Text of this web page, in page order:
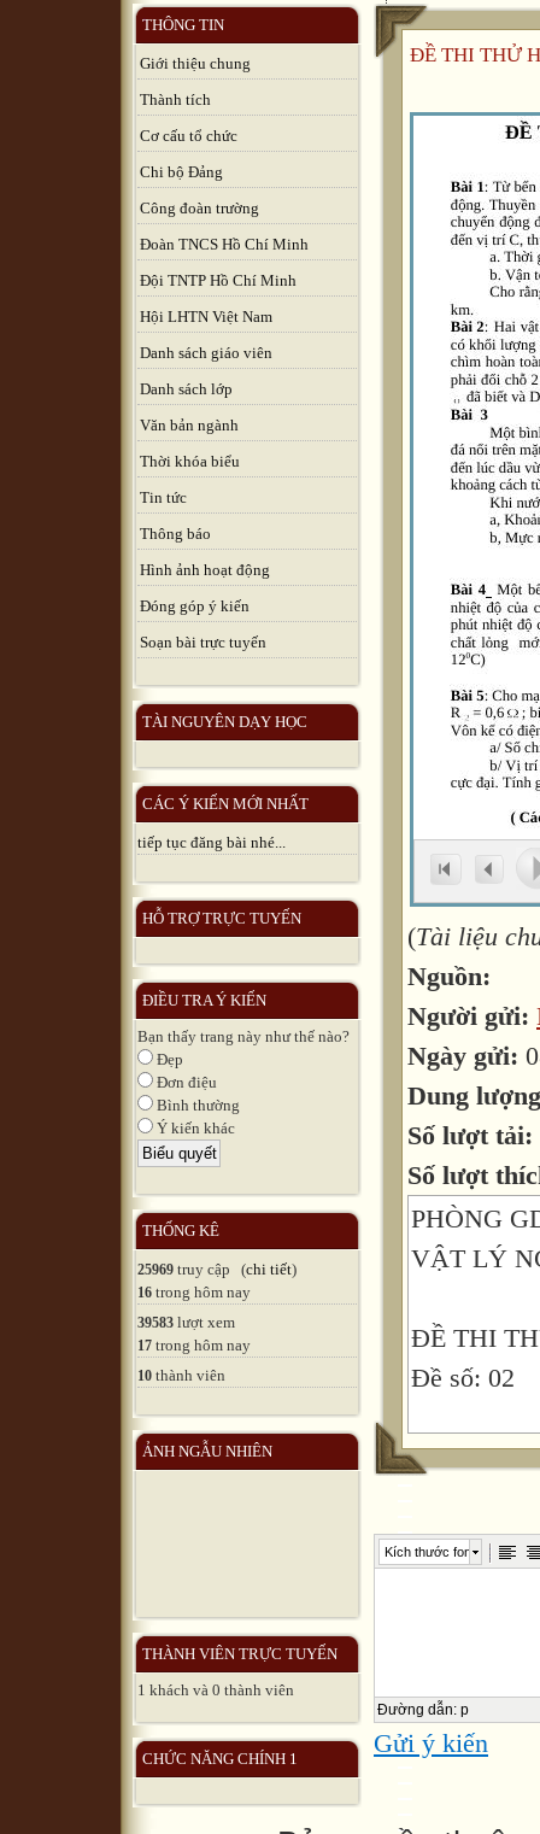
THÔNG TIN
Giới thiệu chung
Thành tích
Cơ cấu tổ chức
Chi bộ Đảng
Công đoàn trường
Đoàn TNCS Hồ Chí Minh
Đội TNTP Hồ Chí Minh
Hội LHTN Việt Nam
Danh sách giáo viên
Danh sách lớp
Văn bản ngành
Thời khóa biểu
Tin tức
Thông báo
Hình ảnh hoạt động
Đóng góp ý kiến
Soạn bài trực tuyến
TÀI NGUYÊN DẠY HỌC
CÁC Ý KIẾN MỚI NHẤT
tiếp tục đăng bài nhé...
HỖ TRỢ TRỰC TUYẾN
ĐIỀU TRA Ý KIẾN
Bạn thấy trang này như thế nào?
Đẹp
Đơn điệu
Bình thường
Ý kiến khác
THỐNG KÊ
25969 truy cập (chi tiết)
16 trong hôm nay
39583 lượt xem
17 trong hôm nay
10 thành viên
ẢNH NGẪU NHIÊN
THÀNH VIÊN TRỰC TUYẾN
1 khách và 0 thành viên
CHỨC NĂNG CHÍNH 1
ĐỀ THI THỬ
(Tài liệu
Nguồn:
Người gửi:
Ngày gửi:
Dung
Số lượt tải:
Số lượt
PHÒNG
VẬT LÝ
ĐỀ THI
Đề số: 02
Bài 1: Từ
chuyển
dòng
a. Thời
thuyền
Kích thước font
Đường dẫn: p
Gửi ý kiến